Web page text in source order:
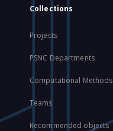
Collections
Projects
PSNC Departments
Computational
Teams
Recommended objects